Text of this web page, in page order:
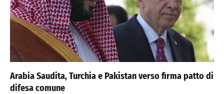
Arabia Saudita, Turchia e Pakistan verso firma patto di
difesa comune